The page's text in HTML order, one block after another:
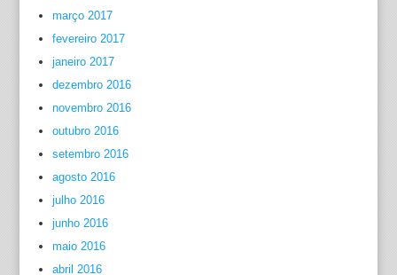
março 2017
fevereiro 2017
janeiro 2017
dezembro 2016
novembro 2016
outubro 2016
setembro 2016
agosto 2016
julho 2016
junho 2016
maio 2016
abril 2016